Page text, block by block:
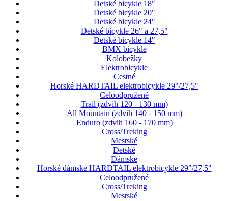
Detské bicykle 18"
Detské bicykle 20"
Detské bicykle 24"
Detské bicykle 26" a 27,5"
Detské bicykle 14"
BMX bicykle
Kolobežky
Elektrobicykle
Cestné
Horské HARDTAIL elektrobicykle 29"/27,5"
Celoodpružené
Trail (zdvih 120 - 130 mm)
All Mountain (zdvih 140 - 150 mm)
Enduro (zdvih 160 - 170 mm)
Cross/Treking
Mestské
Detské
Dámske
Horské dámske HARDTAIL elektrobicykle 29"/27,5"
Celoodpružené
Cross/Treking
Mestské